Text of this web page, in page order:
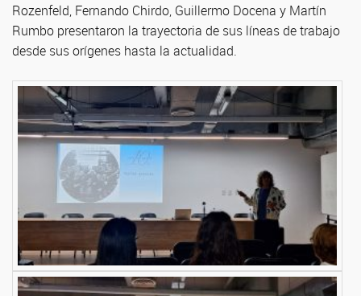
Rozenfeld, Fernando Chirdo, Guillermo Docena y Martín
Rumbo presentaron la trayectoria de sus líneas de trabajo
desde sus orígenes hasta la actualidad.